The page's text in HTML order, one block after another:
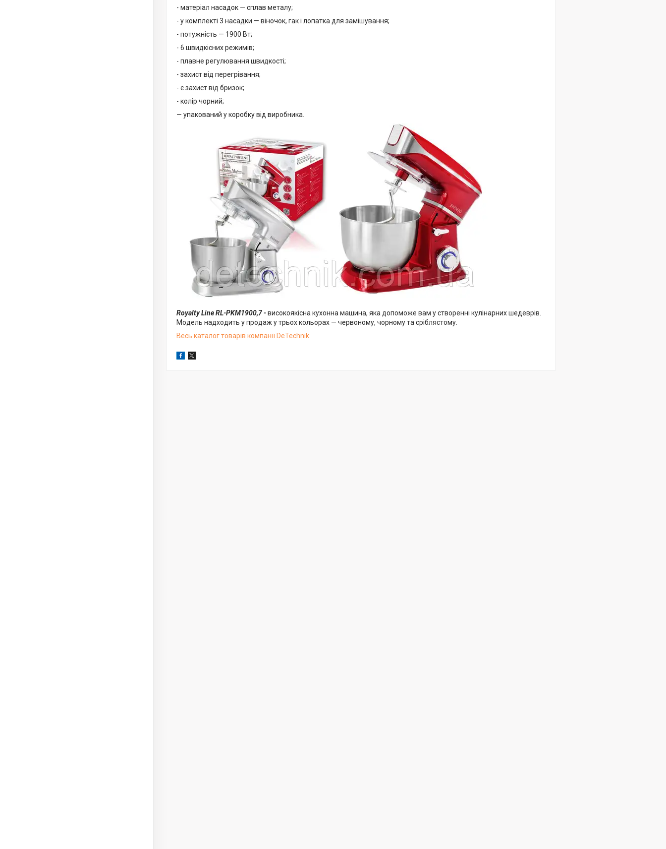
- матеріал насадок — сплав металу;
- у комплекті 3 насадки — віночок, гак і лопатка для замішування;
- потужність — 1900 Вт;
- 6 швидкісних режимів;
- плавне регулювання швидкості;
- захист від перегрівання;
- є захист від бризок;
- колір чорний;
— упакований у коробку від виробника.
Royalty Line RL-PKM1900,7 -високоякісна кухонна машина, яка допоможе вам у створенні кулінарних шедеврів.
Модель надходить у продаж у трьох кольорах — червоному, чорному та сріблястому.
Весь каталог товарів компанії DeTechnik